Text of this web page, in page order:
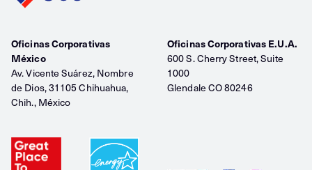
Oficinas Corporativas
México
Av. Vicente Suárez, Nombre
de Dios, 31105 Chihuahua,
Chih., México
Oficinas Corporativas E.U.A.
600 S. Cherry Street, Suite
1000
Glendale CO 80246